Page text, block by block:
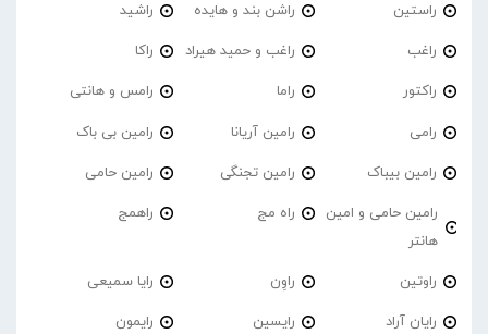
راستین راشن بند و هایده راشید
راغب راغب و حمید هیراد راکا
راکتور راما رامس و هانتی
رامی رامین آریانا رامین بی باک
رامین بیباک رامین تجنگی رامین حامی
رامین حامی و امین
هانتر
راه مج راهمج
راوتین راوِن رایا سمیعی
رایان آراد رایسین رایمون